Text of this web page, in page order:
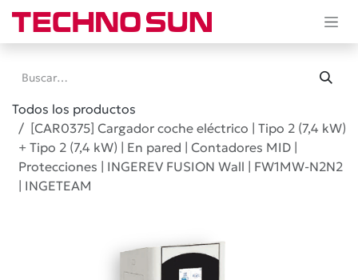
Ir al contenido
Todos los productos
[CAR0375] Cargador coche eléctrico | Tipo 2 (7,4 kW)
+ Tipo 2 (7,4 kW) | En pared | Contadores MID |
Protecciones | INGEREV FUSION Wall | FW1MW-N2N2
| INGETEAM